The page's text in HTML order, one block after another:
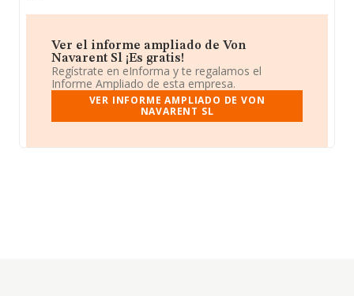
Ver el informe ampliado de Von
Navarent Sl ¡Es gratis!
Regístrate en eInforma y te regalamos el
Informe Ampliado de esta empresa.
VER INFORME AMPLIADO DE VON
NAVARENT SL